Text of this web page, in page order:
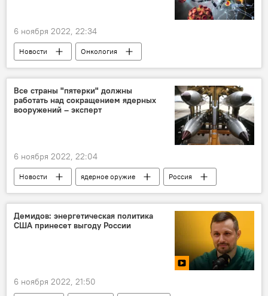
6 ноября 2022, 22:34
Новости
Онкология
медицинские препараты
Здоровье
Все страны "пятерки" должны
работать над сокращением ядерных
вооружений – эксперт
6 ноября 2022, 22:04
Новости ядерное оружие
Россия
США
Китай
Великобритания
Демидов: энергетическая политика
США принесет выгоду России
6 ноября 2022, 21:50